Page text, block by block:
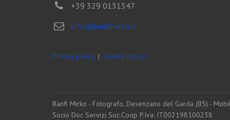
+39 329 0131547
info@banfimirko.it
Privacy policy| Cookie policy
Banfi Mirko - Fotografo, Desenzano del Garda (BS) -
Socio Doc Servizi Soc.Coop P.Iva: IT002198100238